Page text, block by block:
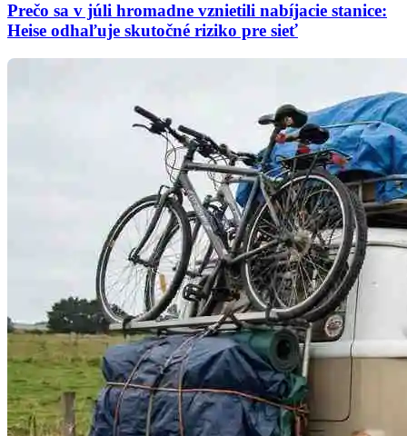
Prečo sa v júli hromadne vznietili nabíjacie stanice:
Heise odhaľuje skutočné riziko pre sieť